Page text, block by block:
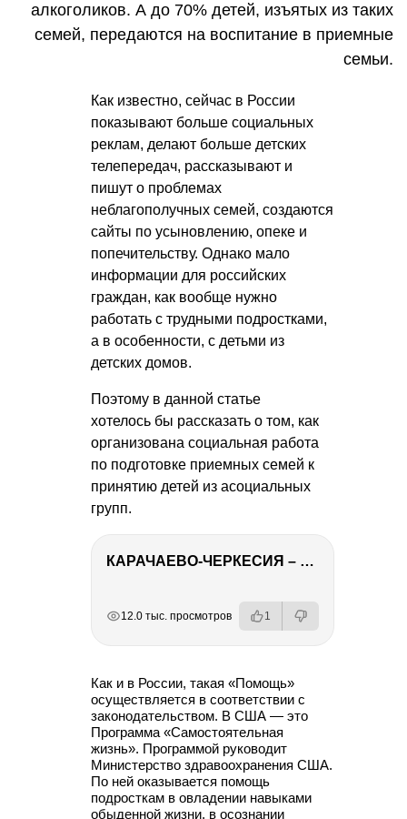
алкоголиков. А до 70% детей, изъятых из таких
семей, передаются на воспитание в приемные
семьи.
Как известно, сейчас в России
показывают больше социальных
реклам, делают больше детских
телепередач, рассказывают и
пишут о проблемах
неблагополучных семей, создаются
сайты по усыновлению, опеке и
попечительству. Однако мало
информации для российских
граждан, как вообще нужно
работать с трудными подростками,
а в особенности, с детьми из
детских домов.
Поэтому в данной статье
хотелось бы рассказать о том, как
организована социальная работа
по подготовке приемных семей к
принятию детей из асоциальных
групп.
КАРАЧАЕВО-ЧЕРКЕСИЯ – ПУТЕШЕСТВИЕ НА КАВКАЗ часть 2
12.0 тыс. просмотров 1
Как и в России, такая «Помощь»
осуществляется в соответствии с
законодательством. В США — это
Программа «Самостоятельная
жизнь». Программой руководит
Министерство здравоохранения США.
По ней оказывается помощь
подросткам в овладении навыками
обыденной жизни, в осознании